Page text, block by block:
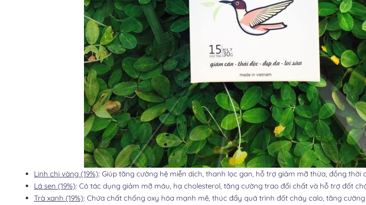
Linh chi vàng (19%): Giúp tăng cường hệ miễn dịch, thanh lọc gan, hỗ trợ giảm mỡ thừa, đồng thời
Lá sen (19%): Có tác dụng giảm mỡ máu, hạ cholesterol, tăng cường trao đổi chất và hỗ trợ đốt
Trà xanh (19%): Chứa chất chống oxy hóa mạnh mẽ, thúc đẩy quá trình đốt cháy calo, tăng